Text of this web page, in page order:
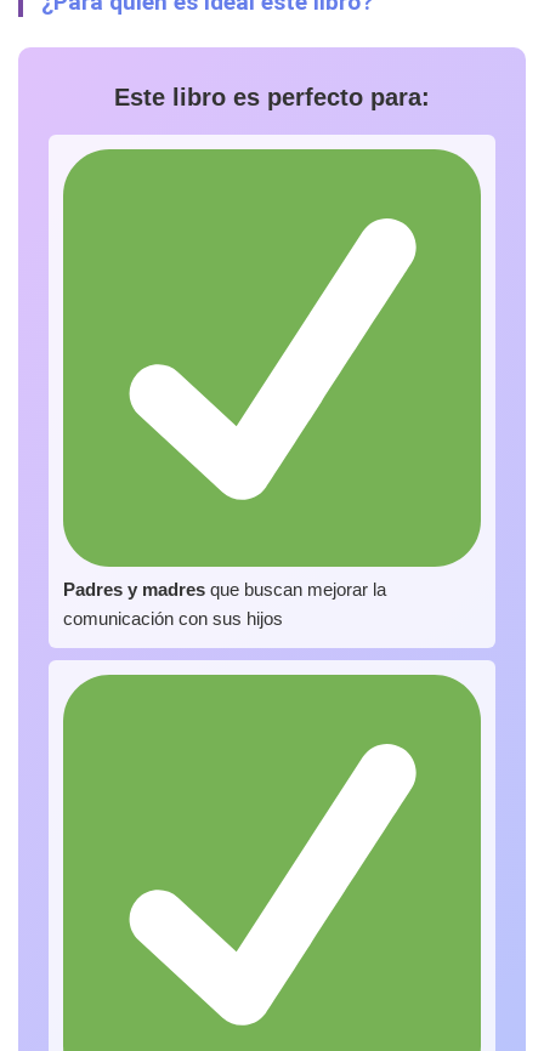
Este libro es perfecto para:
Padres y madres que buscan mejorar la
comunicación con sus hijos